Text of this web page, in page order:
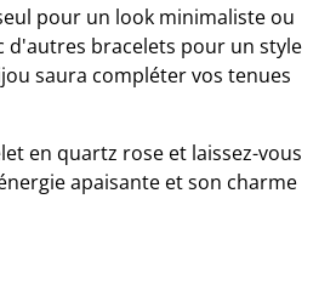
pour un look minimaliste ou
d'autres bracelets pour un style
saura compléter vos tenues
en quartz rose et laissez-vous
apaisante et son charme